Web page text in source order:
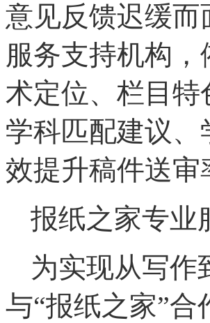
意见反馈迟缓
服务支持机构
术定位、栏目
学科匹配建议
效提升稿件送
报纸之家专业
为实现从写作
与“报纸之家”